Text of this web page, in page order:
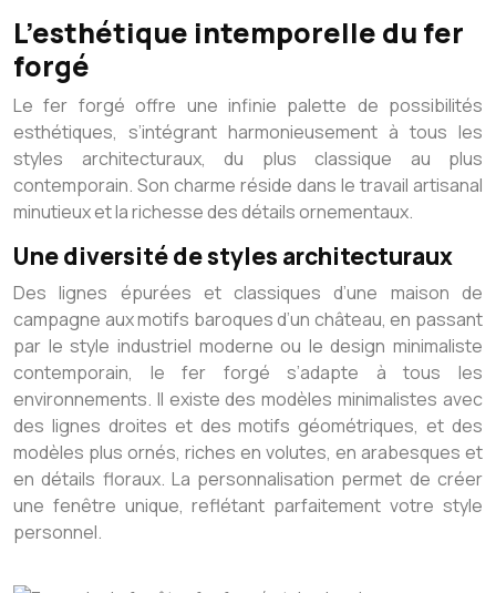
L’esthétique intemporelle du fer
forgé
Le fer forgé offre une infinie palette de possibilités
esthétiques, s’intégrant harmonieusement à tous les
styles architecturaux, du plus classique au plus
contemporain. Son charme réside dans le travail artisanal
minutieux et la richesse des détails ornementaux.
Une diversité de styles architecturaux
Des lignes épurées et classiques d’une maison de
campagne aux motifs baroques d’un château, en passant
par le style industriel moderne ou le design minimaliste
contemporain, le fer forgé s’adapte à tous les
environnements. Il existe des modèles minimalistes avec
des lignes droites et des motifs géométriques, et des
modèles plus ornés, riches en volutes, en arabesques et
en détails floraux. La personnalisation permet de créer
une fenêtre unique, reflétant parfaitement votre style
personnel.